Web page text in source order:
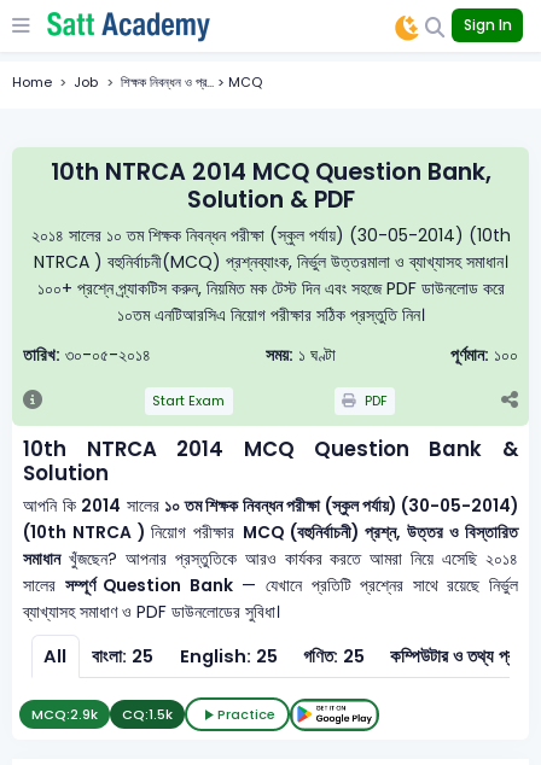
Sign In
Home Job শিক্ষক নিবন্ধন ও প্র... > MCQ
10th NTRCA 2014 MCQ Question Bank,
Solution & PDF
২০১৪ সালের ১০ তম শিক্ষক নিবন্ধন পরীক্ষা (স্কুল পর্যায়) (30-05-2014) (10th
NTRCA ) বহুনির্বাচনী(MCQ) প্রশ্নব্যাংক, নির্ভুল উত্তরমালা ও ব্যাখ্যাসহ সমাধান।
১০০+ প্রশ্নে প্র্যাকটিস করুন, নিয়মিত মক টেস্ট দিন এবং সহজে PDF ডাউনলোড করে
১০তম এনটিআরসিএ নিয়োগ পরীক্ষার সঠিক প্রস্তুতি নিন।
তারিখ: ৩০-০৫-২০১৪ সময়: ১ ঘণ্টা পূর্ণমান: ১০০
Start Exam PDF
10th NTRCA 2014 MCQ Question Bank &
Solution
আপনি কি 2014 সালের ১০ তম শিক্ষক নিবন্ধন পরীক্ষা (স্কুল পর্যায়) (30-05-2014)
(10th NTRCA )নিয়োগ পরীক্ষার MCQ (বহুনির্বাচনী) প্রশ্ন, উত্তর ও বিস্তারিত
সমাধানখুঁজছেন? আপনার প্রস্তুতিকে আরও কার্যকর করতে আমরা নিয়ে এসেছি ২০১৪
সালের সম্পূর্ণ Question Bank— যেখানে প্রতিটি প্রশ্নের সাথে রয়েছে নির্ভুল
ব্যাখ্যাসহ সমাধাণ ও PDF ডাউনলোডের সুবিধা।
All বাংলা: 25 English: 25 গণিত: 25 কম্পিউটার
MCQ:2.9k CQ:1.5k Practice